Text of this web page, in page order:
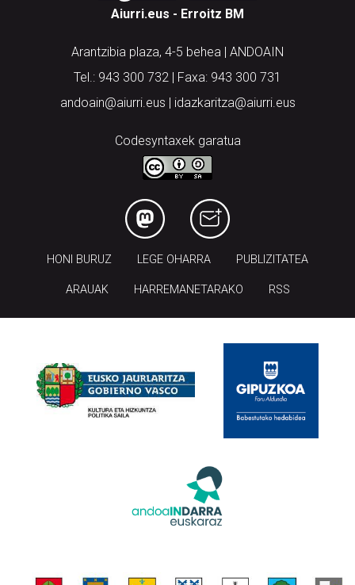
Aiurri.eus - Erroitz BM
Arantzibia plaza, 4-5 behea | ANDOAIN
Tel.: 943 300 732 | Faxa: 943 300 731
andoain@aiurri.eus | idazkaritza@aiurri.eus
Codesyntaxek garatua
HONI BURUZ LEGE OHARRA PUBLIZITATEA
ARAUAK HARREMANETARAKO RSS